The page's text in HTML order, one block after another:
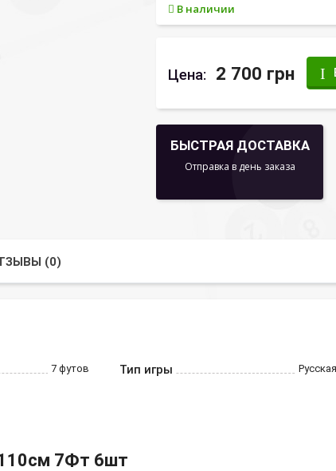
В наличии
Цена: 2 700 грн
БЫСТРАЯ ДОСТАВКА
Отправка в день заказа
(0)
7 футов Тип игры
7Фт 6шт